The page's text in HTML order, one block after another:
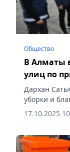
Общество
В Алматы
улиц по
фасада»
Дархан
уборки и
сообщает
17.10.2025